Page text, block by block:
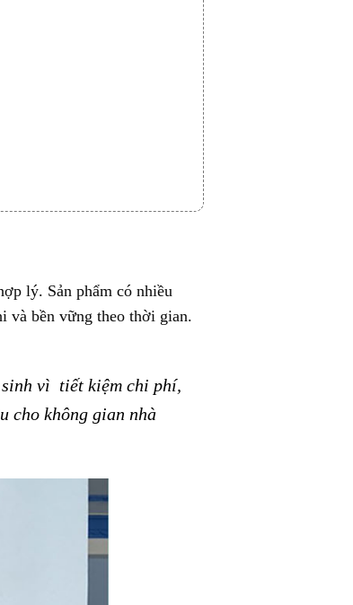
lý. Sản phẩm có nhiều
và bền vững theo thời gian.
sinh vì tiết kiệm chi phí,
cho không gian nhà